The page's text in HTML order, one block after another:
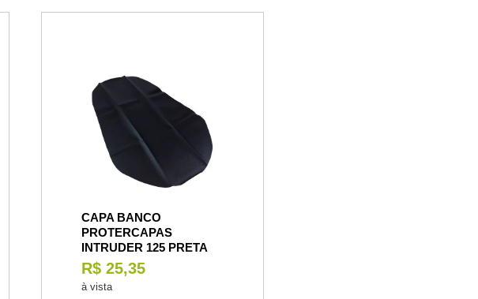
CAPA BANCO
PROTERCAPAS
INTRUDER 125 PRETA
R$ 25,35
à vista